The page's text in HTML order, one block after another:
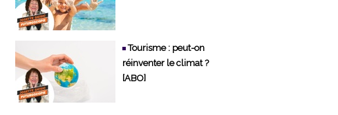
Tourisme : peut-on
réinventer le climat ?
[ABO]